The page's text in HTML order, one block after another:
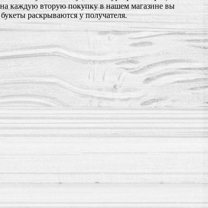
на каждую вторую покупку в нашем магазине вы
раскрываются у получателя.